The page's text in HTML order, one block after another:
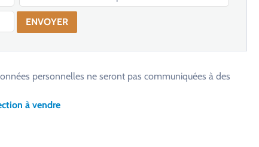
personnelles ne seront pas communiquées à des
à vendre